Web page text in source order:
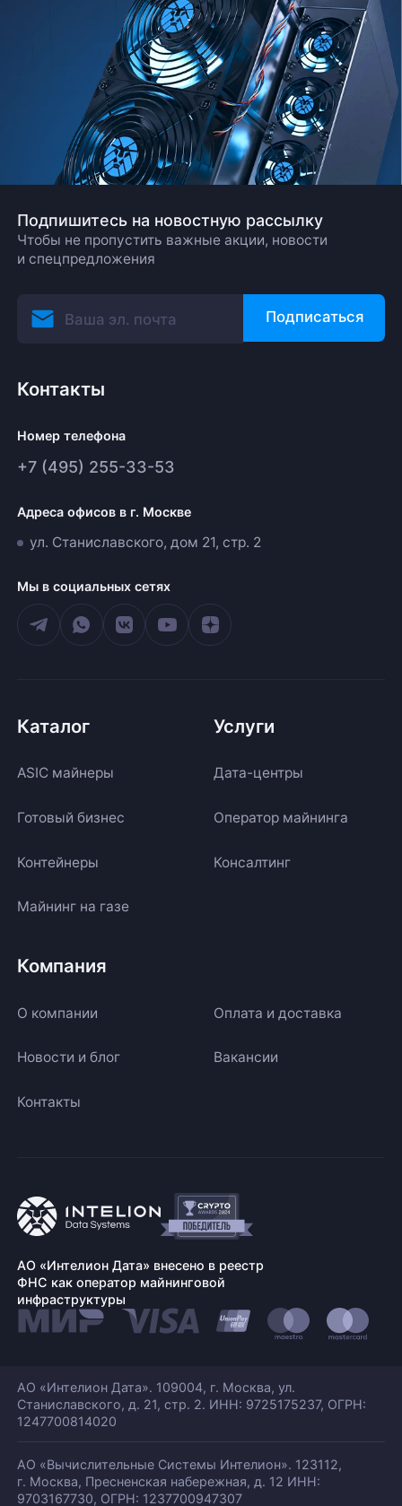
Подпишитесь на новостную рассылку
Чтобы не пропустить важные акции, новости
и спецпредложения
Подписаться
Контакты
Номер телефона
+7 (495) 255-33-53
Адреса офисов в г. Москве
ул. Станиславского, дом 21, стр. 2
Мы в социальных сетях
Каталог
ASIC майнеры
Готовый бизнес
Контейнеры
Майнинг на газе
Услуги
Дата-центры
Оператор майнинга
Консалтинг
Компания
О компании Оплата и доставка
Новости и блог Вакансии
Контакты
АО «Интелион Дата» внесено в реестр
ФНС как оператор майнинговой
инфраструктуры
АО «Интелион Дата». 109004, г. Москва, ул.
Станиславского, д. 21, стр. 2. ИНН: 9725175237, ОГРН:
1247700814020
АО «Вычислительные Системы Интелион». 123112,
г. Москва, Пресненская набережная, д. 12 ИНН:
9703167730, ОГРН: 1237700947307